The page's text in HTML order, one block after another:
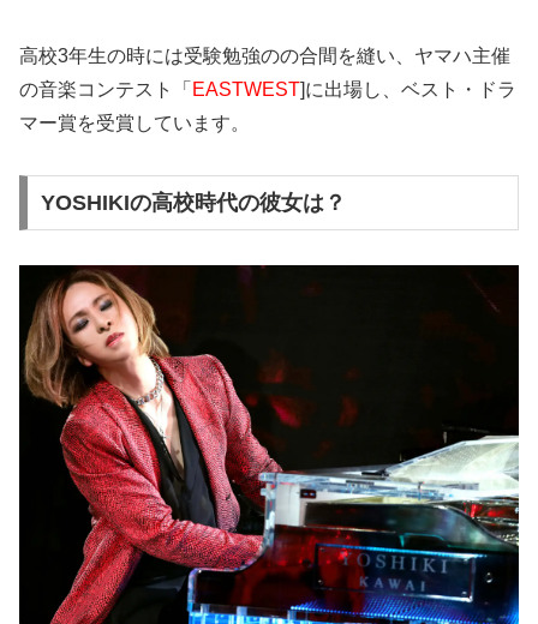
高校3年生の時には受験勉強のの合間を縫い、ヤマハ主催
の音楽コンテスト「 EASTWEST]に出場し、ベスト・ドラ
マー賞を受賞しています。
YOSHIKIの高校時代の彼女は？